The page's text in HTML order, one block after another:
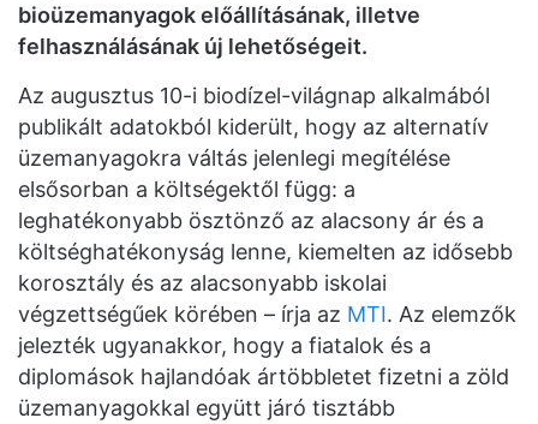
bioüzemanyagok előállításának, illetve
felhasználásának új lehetőségeit.
Az augusztus 10-i biodízel-világnap alkalmából
publikált adatokból kiderült, hogy az alternatív
üzemanyagokra váltás jelenlegi megítélése
elsősorban a költségektől függ: a
leghatékonyabb ösztönző az alacsony ár és a
költséghatékonyság lenne, kiemelten az idősebb
korosztály és az alacsonyabb iskolai
végzettségűek körében – írja az MTI. Az elemzők
jelezték ugyanakkor, hogy a fiatalok és a
diplomások hajlandóak ártöbbletet fizetni a zöld
üzemanyagokkal együtt járó tisztább